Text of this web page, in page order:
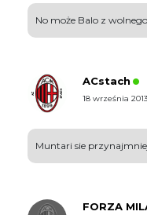
No może Balo z
ACstach
18 września
Muntari sie
FORZA